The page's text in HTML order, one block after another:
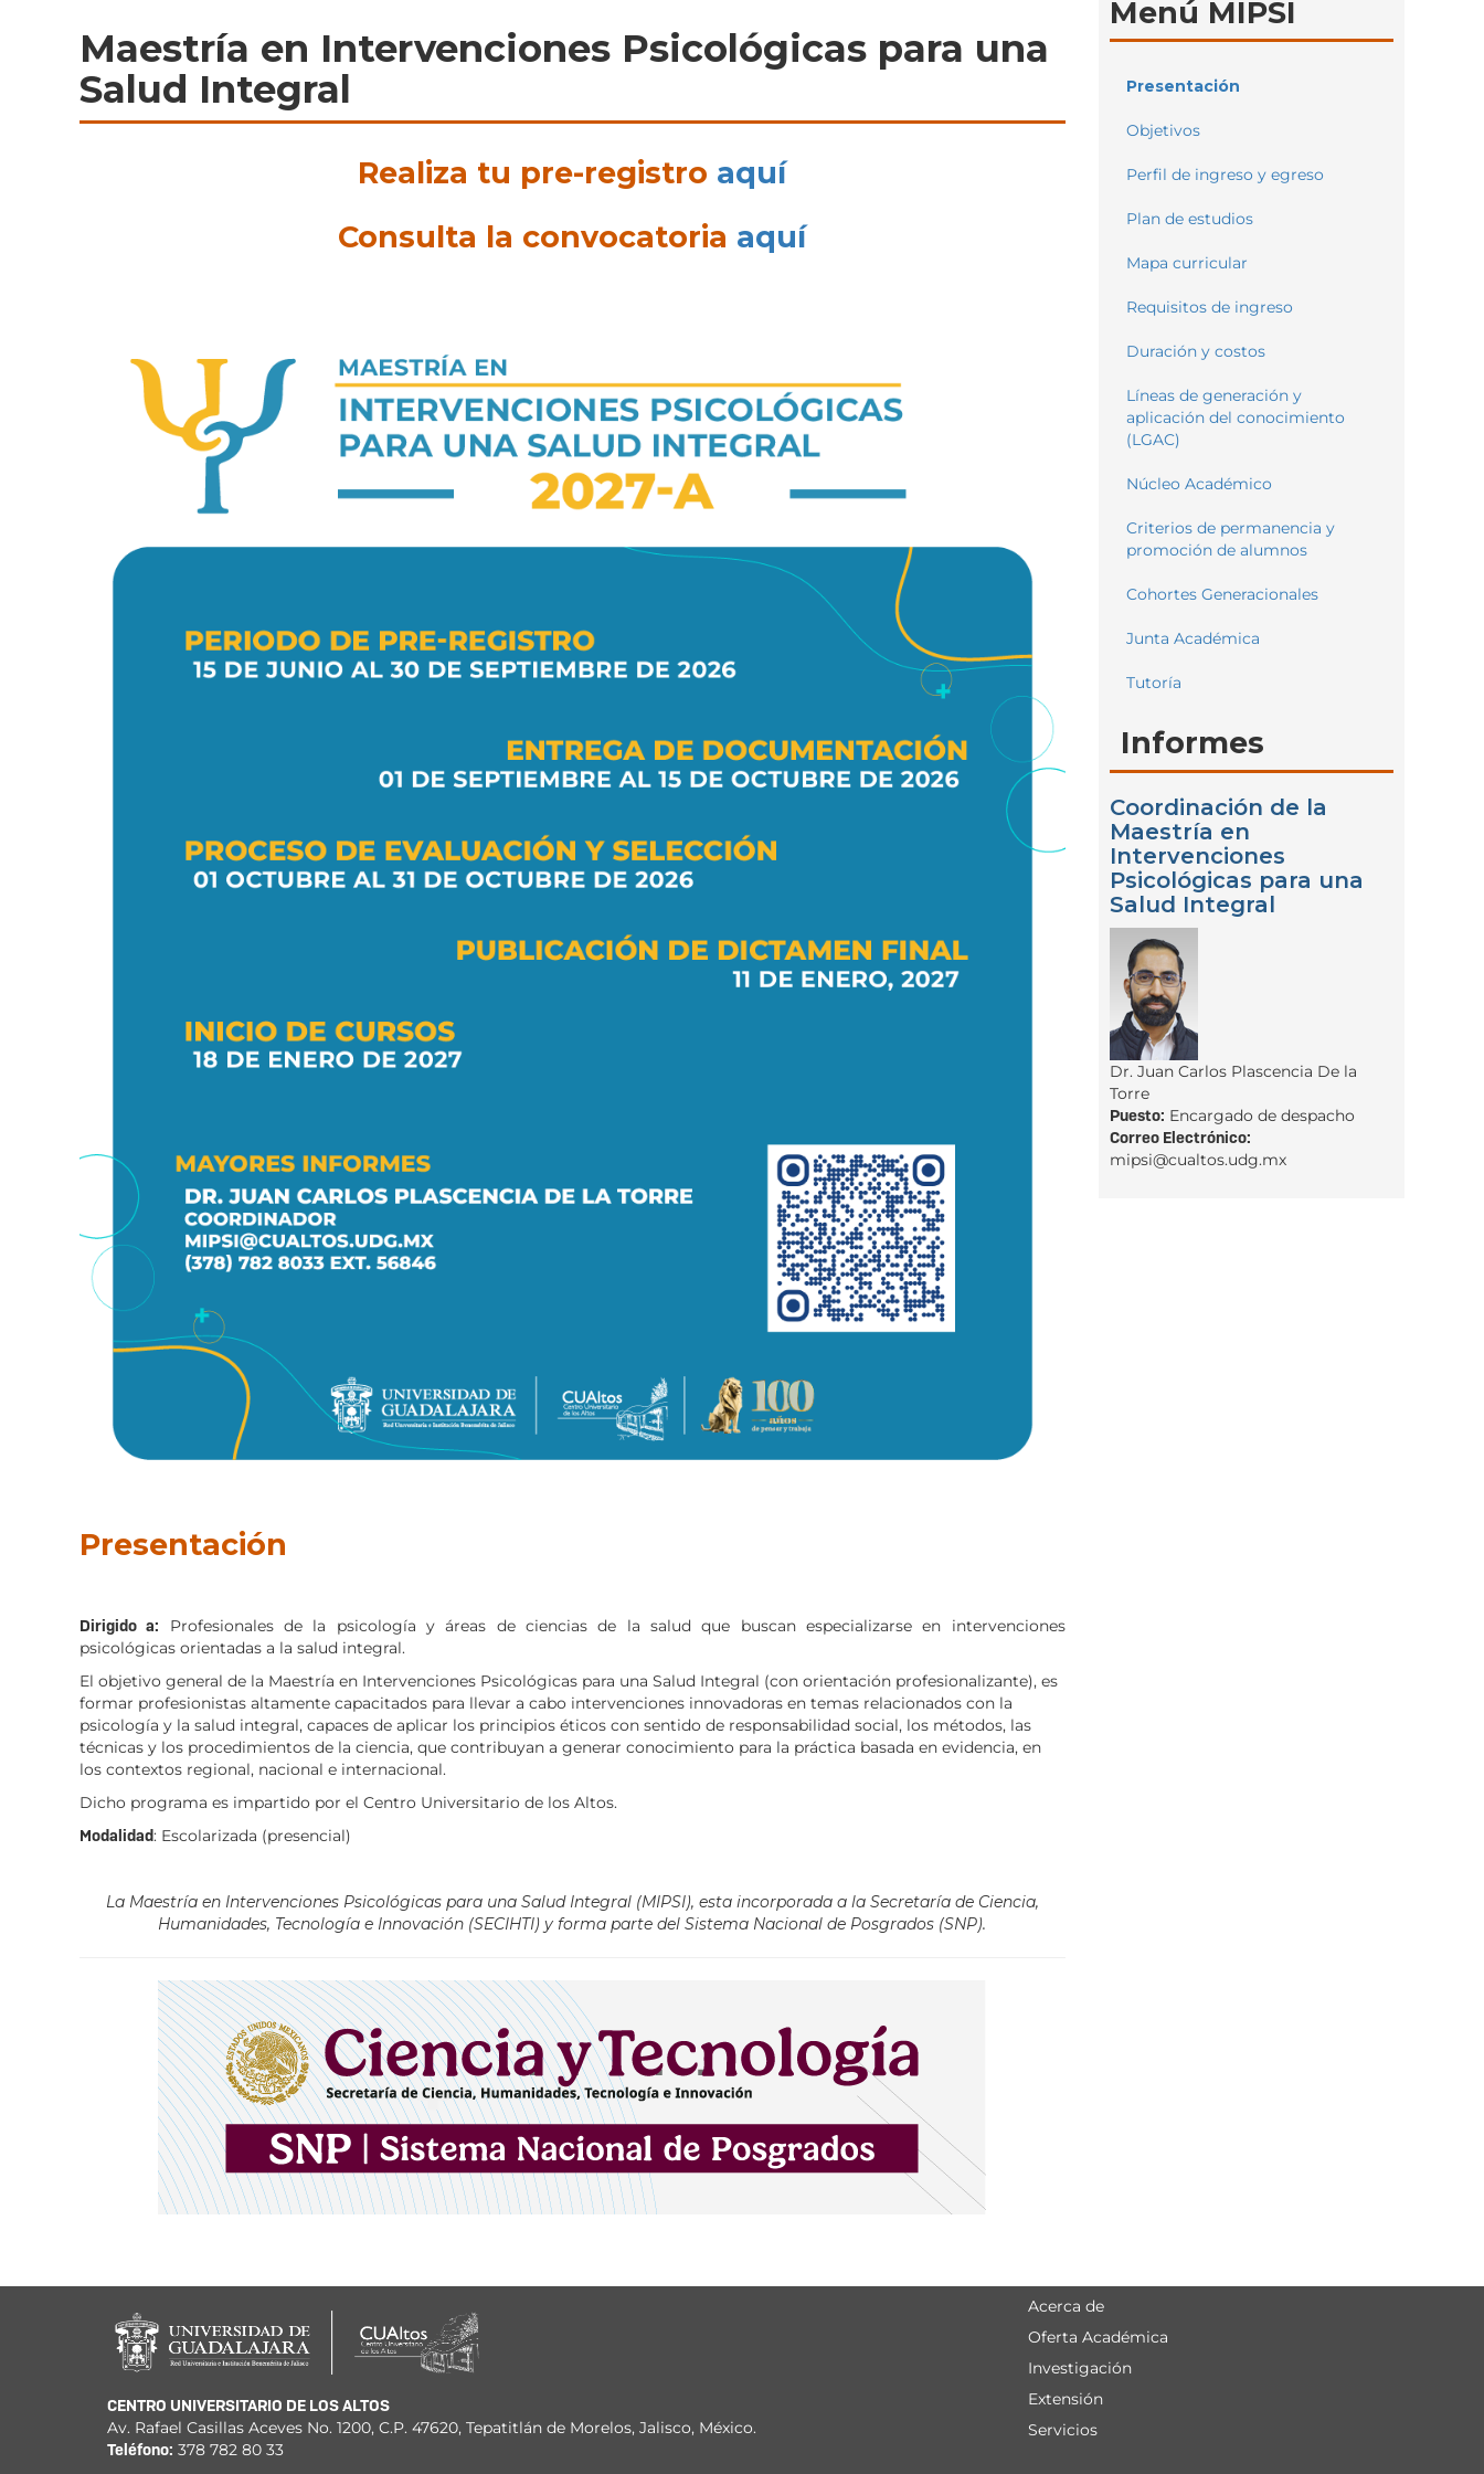
Maestría en Intervenciones Psicológicas para una
Salud Integral
Realiza tu pre-registro aquí
Consulta la convocatoria aquí
Presentación
Dirigido a: Profesionales de la psicología y áreas de ciencias de la salud que buscan especializarse en intervenciones
psicológicas orientadas a la salud integral.
El objetivo general de la Maestría en Intervenciones Psicológicas para una Salud Integral (con orientación profesionalizante), es
formar profesionistas altamente capacitados para llevar a cabo intervenciones innovadoras en temas relacionados con la
psicología y la salud integral, capaces de aplicar los principios éticos con sentido de responsabilidad social, los métodos, las
técnicas y los procedimientos de la ciencia, que contribuyan a generar conocimiento para la práctica basada en evidencia, en
los contextos regional, nacional e internacional.
Dicho programa es impartido por el Centro Universitario de los Altos.
Modalidad: Escolarizada (presencial)
La Maestría en Intervenciones Psicológicas para una Salud Integral (MIPSI), esta incorporada a la Secretaría de Ciencia,
Humanidades, Tecnología e Innovación (SECIHTI) y forma parte del Sistema Nacional de Posgrados (SNP).
Menú MIPSI
Presentación
Objetivos
Perfil de ingreso y egreso
Plan de estudios
Mapa curricular
Requisitos de ingreso
Duración y costos
Líneas de generación y
aplicación del conocimiento
(LGAC)
Núcleo Académico
Criterios de permanencia y
promoción de alumnos
Cohortes Generacionales
Junta Académica
Tutoría
Informes
Coordinación de la
Maestría en
Intervenciones
Psicológicas para una
Salud Integral
Dr. Juan Carlos Plascencia De la
Torre
Puesto: Encargado de despacho
Correo Electrónico:
mipsi@cualtos.udg.mx
CENTRO UNIVERSITARIO DE LOS ALTOS
Av. Rafael Casillas Aceves No. 1200, C.P. 47620, Tepatitlán de Morelos, Jalisco, México.
Teléfono: 378 782 80 33
Menú
principal
Acerca de
Oferta Académica
Investigación
Extensión
Servicios